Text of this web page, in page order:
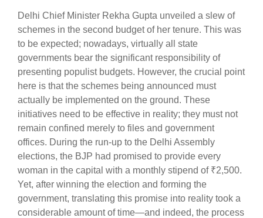
Delhi Chief Minister Rekha Gupta unveiled a slew of
schemes in the second budget of her tenure. This was
to be expected; nowadays, virtually all state
governments bear the significant responsibility of
presenting populist budgets. However, the crucial point
here is that the schemes being announced must
actually be implemented on the ground. These
initiatives need to be effective in reality; they must not
remain confined merely to files and government
offices. During the run-up to the Delhi Assembly
elections, the BJP had promised to provide every
woman in the capital with a monthly stipend of ₹2,500.
Yet, after winning the election and forming the
government, translating this promise into reality took a
considerable amount of time—and indeed, the process